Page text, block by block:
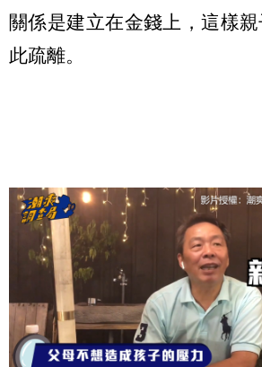
關係是建立在金錢上，這樣
此疏離。